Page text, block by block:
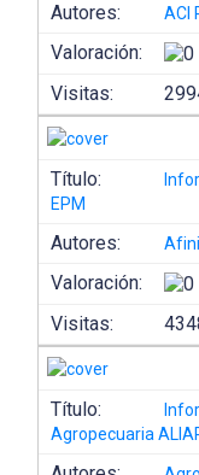
Autores: ACI
Valoración:
Visitas:
Título:
EPM
Autores:
Valoración:
Visitas:
Título:
Agropecuaria